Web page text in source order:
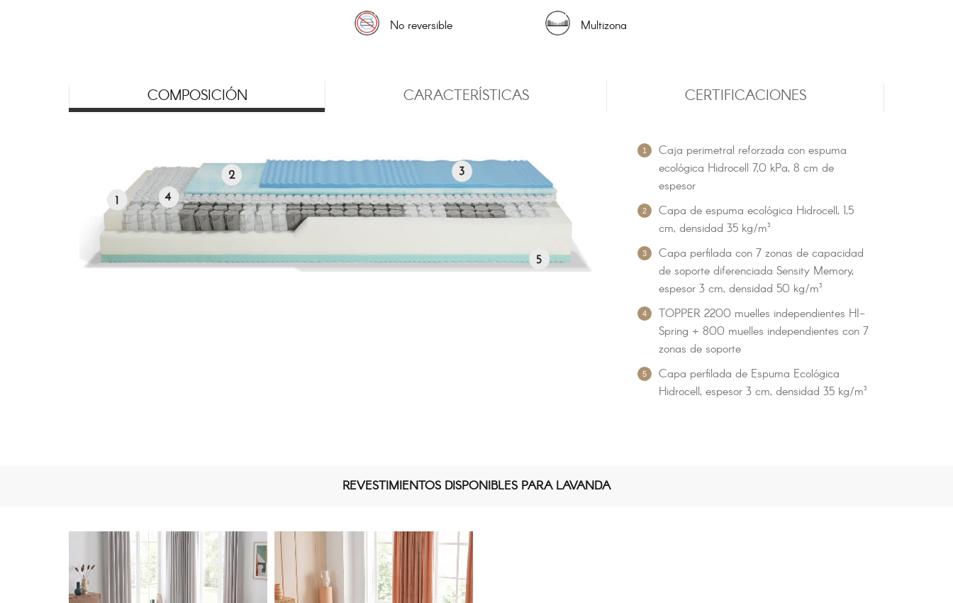
No reversible Multizona
COMPOSICIÓN CARACTERÍSTICAS CERTIFICACIONES
Caja perimetral reforzada con espuma
ecológica Hidrocell 7,0 kPa, 8 cm de
espesor
Capa de espuma ecológica Hidrocell, 1,5
cm, densidad 35 kg/m³
Capa perfilada con 7 zonas de capacidad
de soporte diferenciada Sensity Memory,
espesor 3 cm, densidad 50 kg/m³
TOPPER 2200 muelles independientes HI-
Spring + 800 muelles independientes con 7
zonas de soporte
Capa perfilada de Espuma Ecológica
Hidrocell, espesor 3 cm, densidad 35 kg/m³
REVESTIMIENTOS DISPONIBLES PARA LAVANDA